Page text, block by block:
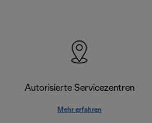
Autorisierte Servicezentren
Mehr erfahren